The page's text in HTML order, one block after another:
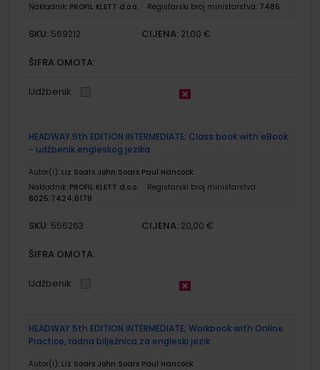
Nakladnik: PROFIL KLETT d.o.o. Registarski broj ministarstva: 7486
SKU: 569212 CIJENA: 21,00 €
ŠIFRA OMOTA:
Udžbenik
HEADWAY 5th EDITION INTERMEDIATE; Class book with eBook
- udžbenik engleskog jezika
Autor(i): Liz Soars John Soars Paul Hancock
Nakladnik: PROFIL KLETT d.o.o.
Registarski broj ministarstva:
8025;7424;6178
SKU: 556263 CIJENA: 20,00 €
ŠIFRA OMOTA:
Udžbenik
HEADWAY 5th EDITION INTERMEDIATE; Workbook with Online
Practice, radna bilježnica za engleski jezik
Autor(i): Liz Soars John Soars Paul Hancock